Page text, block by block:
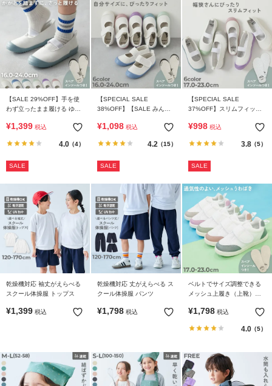
【SALE 29%OFF】手を使
わず立ったまま履ける ゆっ
インソール2枚付き
¥1,399 税込
4.0（4）
SALE
【SPECIAL SALE
38%OFF】【SALE みんつ
トでサイズ調整できる 上履
¥1,098 税込
4.2（15）
SALE
【SPECIAL SALE
37%OFF】スリムフィット
付き
¥998 税込
3.8（5）
SALE
乾燥機対応 袖丈がえらべる
スクール体操服 トップス
¥1,399 税込
乾燥機対応 丈がえらべる ス
クール体操服 パンツ
¥1,798 税込
ベルトでサイズ調整できる
メッシュ上履き（上靴）イ
¥1,798 税込
4.0（5）